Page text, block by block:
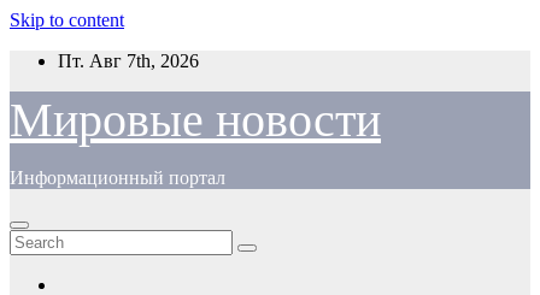
Skip to content
Пт. Авг 7th, 2026
Мировые новости
Информационный портал